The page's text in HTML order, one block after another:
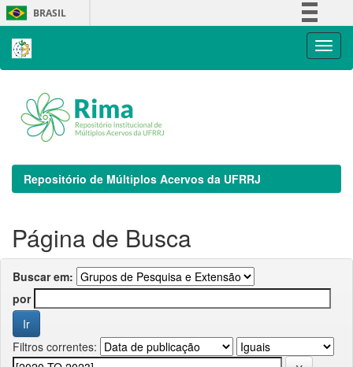
Skip
navigation
BRASIL
Repositório de Múltiplos Acervos da UFRRJ
Página de Busca
Buscar em:
por
Filtros correntes: